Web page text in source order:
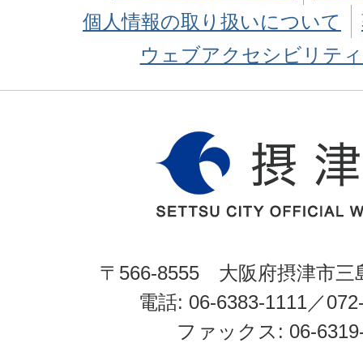
個人情報の取り扱いについて
ウェブアクセシビリテ
〒566-8555 大阪府摂津市三
電話: 06-6383-1111／
ファックス: 06-